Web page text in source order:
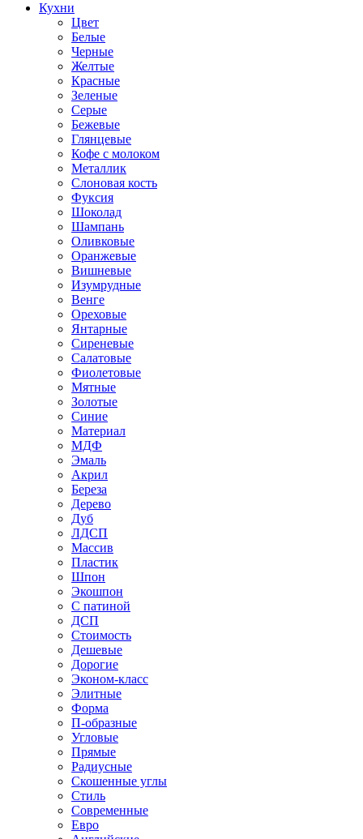
Кухни
Цвет
Белые
Черные
Желтые
Красные
Зеленые
Серые
Бежевые
Глянцевые
Кофе с молоком
Металлик
Слоновая кость
Фуксия
Шоколад
Шампань
Оливковые
Оранжевые
Вишневые
Изумрудные
Венге
Ореховые
Янтарные
Сиреневые
Салатовые
Фиолетовые
Мятные
Золотые
Синие
Материал
МДФ
Эмаль
Акрил
Береза
Дерево
Дуб
ЛДСП
Массив
Пластик
Шпон
Экошпон
С патиной
ДСП
Стоимость
Дешевые
Дорогие
Эконом-класс
Элитные
Форма
П-образные
Угловые
Прямые
Радиусные
Скошенные углы
Стиль
Современные
Евро